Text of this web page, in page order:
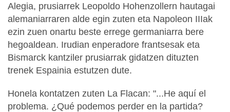
Alegia, prusiarrek Leopoldo Hohenzollern hautagai
alemaniarraren alde egin zuten eta Napoleon IIIak
ezin zuen onartu beste errege germaniarra bere
hegoaldean. Irudian enperadore frantsesak eta
Bismarck kantziler prusiarrak gidatzen dituzten
trenek Espainia estutzen dute.
Honela kontatzen zuten La Flacan: "...He aquí el
problema. ¿Qué podemos perder en la partida?